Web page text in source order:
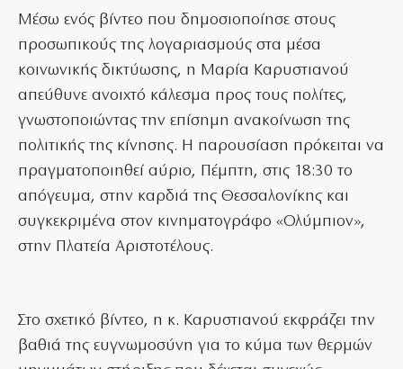
Μέσω ενός βίντεο που δημοσιοποίησε στους
προσωπικούς της λογαριασμούς στα μέσα
κοινωνικής δικτύωσης, η Μαρία Καρυστιανού
απεύθυνε ανοιχτό κάλεσμα προς τους πολίτες,
γνωστοποιώντας την επίσημη ανακοίνωση της
πολιτικής της κίνησης. Η παρουσίαση πρόκειται να
πραγματοποιηθεί αύριο, Πέμπτη, στις 18:30 το
απόγευμα, στην καρδιά της Θεσσαλονίκης και
συγκεκριμένα στον κινηματογράφο «Ολύμπιον»,
στην Πλατεία Αριστοτέλους.
Στο σχετικό βίντεο, η κ. Καρυστιανού εκφράζει την
βαθιά της ευγνωμοσύνη για το κύμα των θερμών